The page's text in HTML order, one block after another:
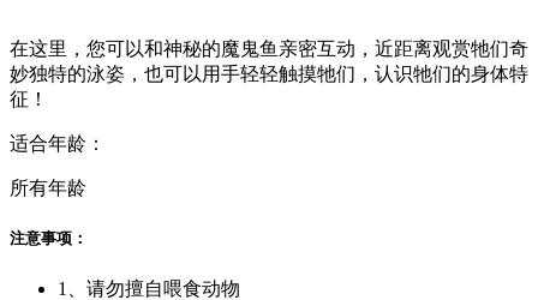
在这里，您可以和神秘的魔鬼鱼亲密互动，近距离观赏牠们奇
妙独特的泳姿，也可以用手轻轻触摸牠们，认识牠们的身体特
征！
适合年龄：
所有年龄
注意事项：
1、请勿擅自喂食动物